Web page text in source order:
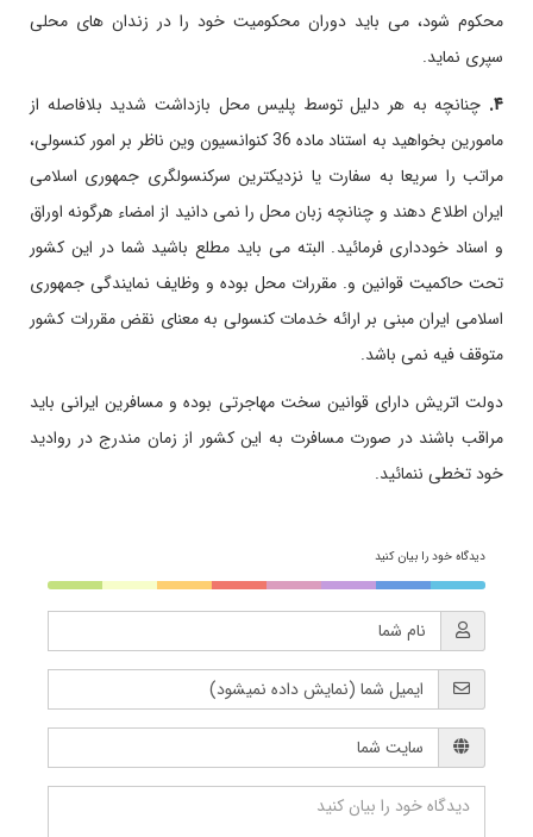
محکوم شود، می باید دوران محکومیت خود را در زندان های محلی
سپری نماید.
۴. چنانچه به هر دلیل توسط پلیس محل بازداشت شدید بلافاصله از
مامورین بخواهید به استناد ماده 36 کنوانسیون وین ناظر بر امور کنسولی،
مراتب را سریعا به سفارت یا نزدیکترین سرکنسولگری جمهوری اسلامی
ایران اطلاع دهند و چنانچه زبان محل را نمی دانید از امضاء هرگونه اوراق
و اسناد خودداری فرمائید. البته می باید مطلع باشید شما در این کشور
تحت حاکمیت قوانین و. مقررات محل بوده و وظایف نمایندگی جمهوری
اسلامی ایران مبنی بر ارائه خدمات کنسولی به معنای نقض مقررات کشور
متوقف فیه نمی باشد.
دولت اتریش دارای قوانین سخت مهاجرتی بوده و مسافرین ایرانی باید
مراقب باشند در صورت مسافرت به این کشور از زمان مندرج در روادید
خود تخطی ننمائید.
دیدگاه خود را بیان کنید